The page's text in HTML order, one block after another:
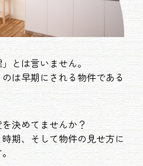
とは言いません。
は早期にされる物件である
決めてませんか？
期、そして物件の見せ方に